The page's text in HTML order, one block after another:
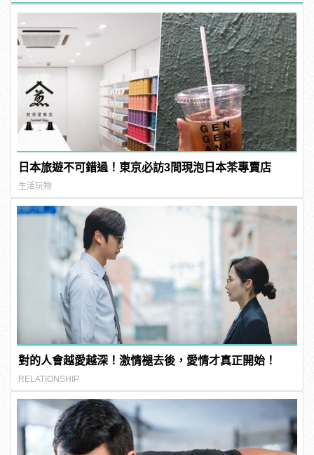
日本旅遊不可錯過！東京必訪3間現泡日本茶專賣店
生活玩物
對的人會越愛越深！激情褪去後，愛情才真正開始！
RELATIONSHIP